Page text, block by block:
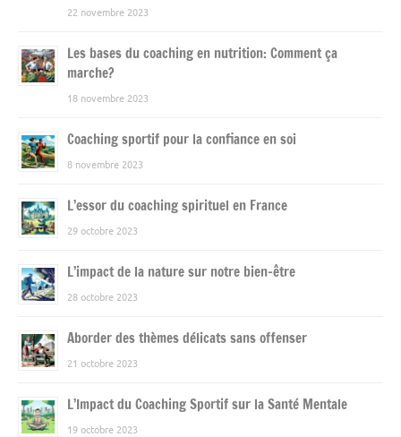
22 novembre 2023
Les bases du coaching en nutrition: Comment ça
marche?
18 novembre 2023
Coaching sportif pour la confiance en soi
8 novembre 2023
L’essor du coaching spirituel en France
29 octobre 2023
L’impact de la nature sur notre bien-être
28 octobre 2023
Aborder des thèmes délicats sans offenser
21 octobre 2023
L’Impact du Coaching Sportif sur la Santé Mentale
19 octobre 2023